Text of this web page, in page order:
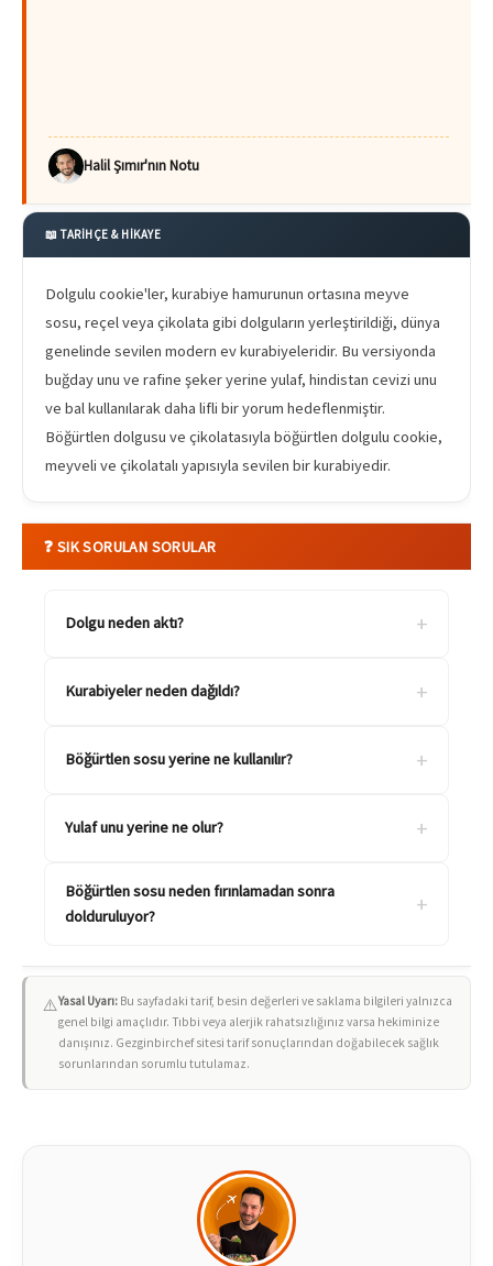
Halil Şımır'nın Notu
📖 TARİHÇE & HİKAYE
Dolgulu cookie'ler, kurabiye hamurunun ortasına meyve
sosu, reçel veya çikolata gibi dolguların yerleştirildiği, dünya
genelinde sevilen modern ev kurabiyeleridir. Bu versiyonda
buğday unu ve rafine şeker yerine yulaf, hindistan cevizi unu
ve bal kullanılarak daha lifli bir yorum hedeflenmiştir.
Böğürtlen dolgusu ve çikolatasıyla böğürtlen dolgulu cookie,
meyveli ve çikolatalı yapısıyla sevilen bir kurabiyedir.
❓ SIK SORULAN SORULAR
Dolgu neden aktı? +
Kurabiyeler neden dağıldı? +
Böğürtlen sosu yerine ne kullanılır? +
Yulaf unu yerine ne olur? +
Böğürtlen sosu neden fırınlamadan sonra
dolduruluyor?
+
⚠️Yasal Uyarı: Bu sayfadaki tarif, besin değerleri ve saklama bilgileri yalnızca
genel bilgi amaçlıdır. Tıbbi veya alerjik rahatsızlığınız varsa hekiminize
danışınız. Gezginbirchef sitesi tarif sonuçlarından doğabilecek sağlık
sorunlarından sorumlu tutulamaz.